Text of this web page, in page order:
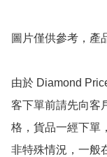
圖片僅供參考，產
由於 Diamond
客下單前請先向客
格，貨品一經下單
非特殊情況，一般